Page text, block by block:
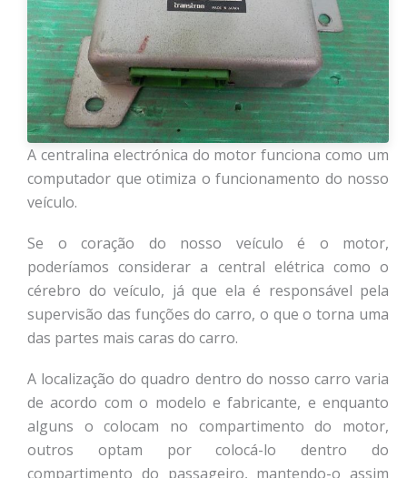
A centralina electrónica do motor funciona como um
computador que otimiza o funcionamento do nosso
veículo.
Se o coração do nosso veículo é o motor,
poderíamos considerar a central elétrica como o
cérebro do veículo, já que ela é responsável pela
supervisão das funções do carro, o que o torna uma
das partes mais caras do carro.
A localização do quadro dentro do nosso carro varia
de acordo com o modelo e fabricante, e enquanto
alguns o colocam no compartimento do motor,
outros optam por colocá-lo dentro do
compartimento do passageiro, mantendo-o assim